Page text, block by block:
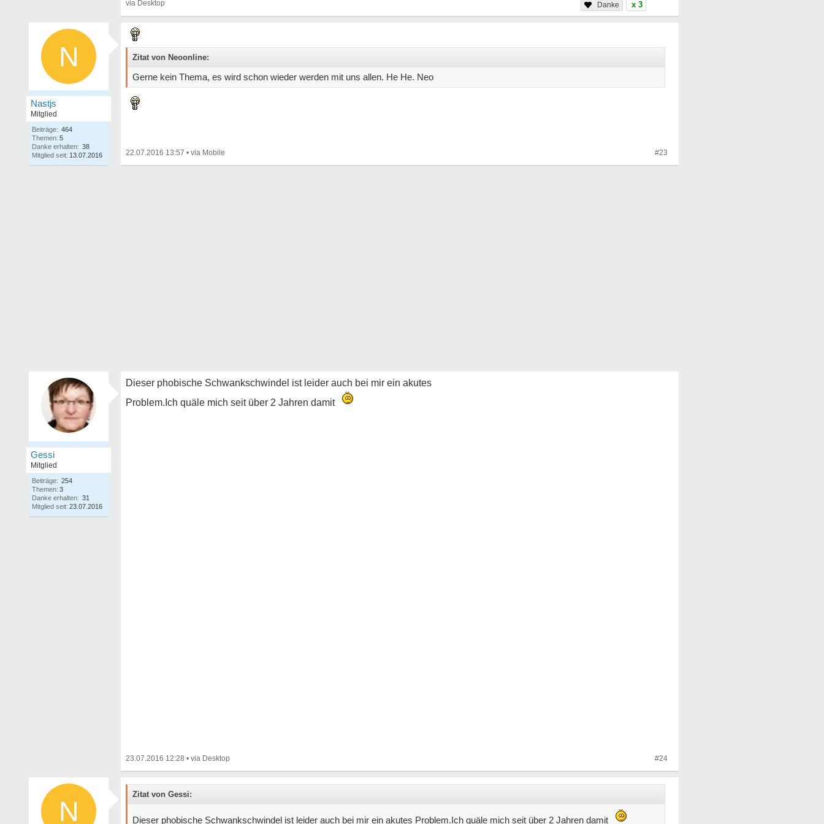
x 3
N
Nastjs
Mitglied
Beiträge: 464
Themen: 5
Danke erhalten: 38
Mitglied seit: 13.07.2016
Zitat von Neoonline:
Gerne kein Thema, es wird schon wieder werden mit uns allen. He He. Neo
22.07.2016 13:57 • #23
Gessi
Mitglied
Beiträge: 254
Themen: 3
Danke erhalten: 31
Mitglied seit: 23.07.2016
Dieser phobische Schwankschwindel ist leider auch bei mir ein akutes
Problem.Ich quäle mich seit über 2 Jahren damit
23.07.2016 12:28 • #24
N
Zitat von Gessi:
Dieser phobische Schwankschwindel ist leider auch bei mir ein akutes Problem.Ich quäle mich seit über 2 Jahren damit